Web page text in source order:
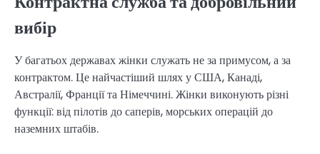
вибір
У багатьох державах жінки служать не за примусом, а за
контрактом. Це найчастіший шлях у США, Канаді,
Австралії, Франції та Німеччині. Жінки виконують різні
функції: від пілотів до саперів, морських операцій до
наземних штабів.